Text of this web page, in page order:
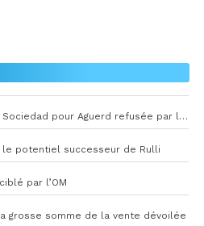
La première offre de la Real Sociedad pour Aguerd refusée par l’OM
potentiel successeur de Rulli
par l’OM
grosse somme de la vente dévoilée